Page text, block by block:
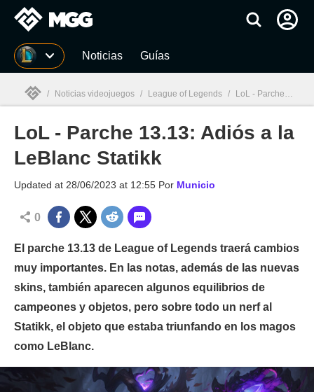
MGG Noticias Guías
MGG
/ Noticias videojuegos / League of Legends / LoL - Parche 13.13: Adiós a la LeBlanc Statikk
LoL - Parche 13.13: Adiós a la
LeBlanc Statikk
Updated at 28/06/2023 at 12:55 Por Municio
0
El parche 13.13 de League of Legends traerá cambios
muy importantes. En las notas, además de las nuevas
skins, también aparecen algunos equilibrios de
campeones y objetos, pero sobre todo un nerf al
Statikk, el objeto que estaba triunfando en los magos
como LeBlanc.